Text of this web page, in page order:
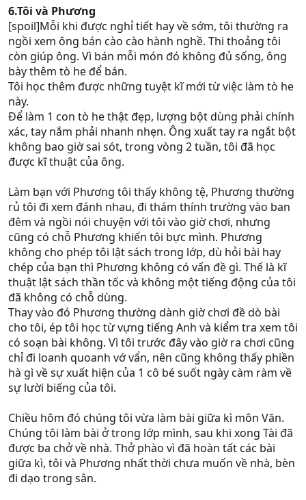
6.Tôi và Phương
[spoil]Mỗi khi được nghỉ tiết hay về sớm, tôi thường ra
ngồi xem ông bán cào cào hành nghề. Thi thoảng tôi
còn giúp ông. Vì bán mỗi món đó không đủ sống, ông
bày thêm tò he để bán.
Tôi học thêm được những tuyệt kĩ mới từ việc làm tò he
này.
Để làm 1 con tò he thật đẹp, lượng bột dùng phải chính
xác, tay nắm phải nhanh nhẹn. Ông xuất tay ra ngắt bột
không bao giờ sai sót, trong vòng 2 tuần, tôi đã học
được kĩ thuật của ông.
Làm bạn với Phương tôi thấy không tệ, Phương thường
rủ tôi đi xem đánh nhau, đi thám thính trường vào ban
đêm và ngồi nói chuyện với tôi vào giờ chơi, nhưng
cũng có chỗ Phương khiến tôi bực mình. Phương
không cho phép tôi lật sách trong lớp, dù hỏi bài hay
chép của bạn thì Phương không có vấn đề gì. Thế là kĩ
thuật lật sách thần tốc và không một tiếng động của tôi
đã không có chỗ dùng.
Thay vào đó Phương thường dành giờ chơi đề dò bài
cho tôi, ép tôi học từ vựng tiếng Anh và kiểm tra xem tôi
có soạn bài không. Vì tôi trước đây vào giờ ra chơi cũng
chỉ đi loanh quoanh vớ vẩn, nên cũng không thấy phiền
hà gì về sự xuất hiện của 1 cô bé suốt ngày càm ràm về
sự lười biếng của tôi.
Chiều hôm đó chúng tôi vừa làm bài giữa kì môn Văn.
Chúng tôi làm bài ở trong lớp mình, sau khi xong Tài đã
được ba chở về nhà. Thở phào vì đã hoàn tất các bài
giữa kì, tôi và Phương nhất thời chưa muốn về nhà, bèn
đi dạo trong sân.